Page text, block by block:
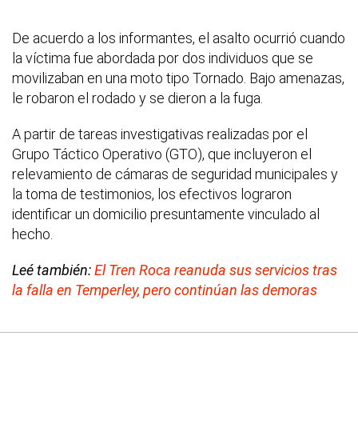
De acuerdo a los informantes, el asalto ocurrió cuando
la víctima fue abordada por dos individuos que se
movilizaban en una moto tipo Tornado. Bajo amenazas,
le robaron el rodado y se dieron a la fuga.
A partir de tareas investigativas realizadas por el
Grupo Táctico Operativo (GTO), que incluyeron el
relevamiento de cámaras de seguridad municipales y
la toma de testimonios, los efectivos lograron
identificar un domicilio presuntamente vinculado al
hecho.
Leé también:El Tren Roca reanuda sus servicios tras
la falla en Temperley, pero continúan las demoras